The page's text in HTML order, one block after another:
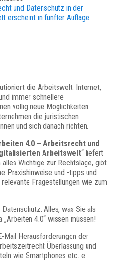
und Datenschutz in der
erscheint in fünfter Auflage
die Arbeitswelt: Internet,
immer schnellere
völlig neue Möglichkeiten.
die juristischen
und sich danach richten.
4.0 – Arbeitsrecht und
Arbeitswelt“ liefert
alles Wichtige zur Rechtslage, gibt
Praxis­hin­weise und -tipps und
Frage­stel­lungen wie zum
Alles, was Sie als
4.0“ wissen müssen!
Mail Herausforderungen der
Überlassung und
wie Smartphones etc. e